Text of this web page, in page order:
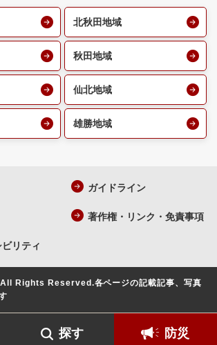
探す 防災
北秋田地域
秋田地域
仙北地域
雄勝地域
ガイドライン
著作権・リンク・免責事項
リティ
Rights Reserved.各ページの記載記事、写真